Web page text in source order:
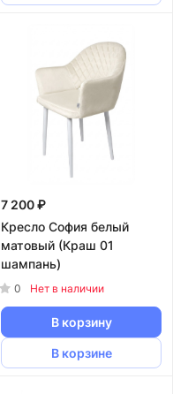
7 200 ₽
Кресло София белый
матовый (Краш 01
шампань)
0 Нет в наличии
В корзину
В корзине